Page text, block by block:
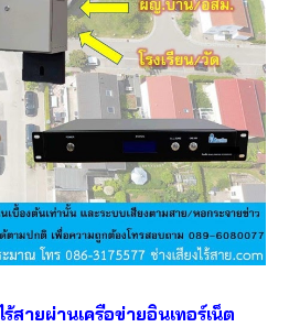
สายผ่านเครือข่ายอินเทอร์เน็ต